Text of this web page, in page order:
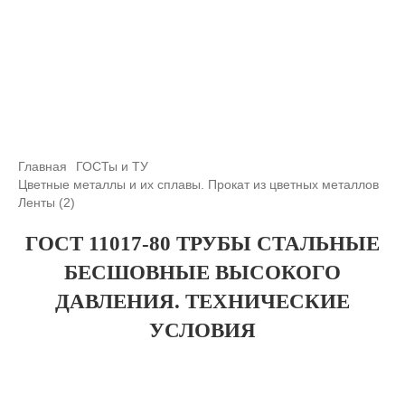
Главная
ГОСТы и ТУ
Цветные металлы и их сплавы. Прокат из цветных металлов
Ленты (2)
ГОСТ 11017-80 ТРУБЫ СТАЛЬНЫЕ
БЕСШОВНЫЕ ВЫСОКОГО
ДАВЛЕНИЯ. ТЕХНИЧЕСКИЕ
УСЛОВИЯ